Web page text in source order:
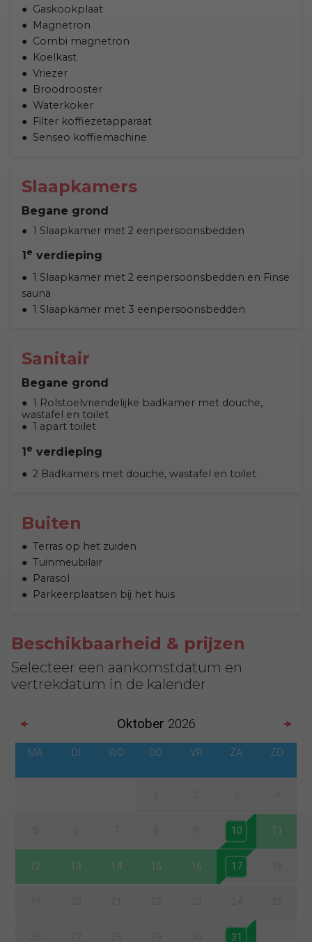
Gaskookplaat
Magnetron
Combi magnetron
Koelkast
Vriezer
Broodrooster
Waterkoker
Filter koffiezetapparaat
Senseo koffiemachine
Slaapkamers
Begane grond
1 Slaapkamer met 2 eenpersoonsbedden
1 e verdieping
1 Slaapkamer met 2 eenpersoonsbedden en Finse
sauna
1 Slaapkamer met 3 eenpersoonsbedden
Sanitair
Begane grond
1 Rolstoelvriendelijke badkamer met douche,
wastafel en toilet
1 apart toilet
1e verdieping
2 Badkamers met douche, wastafel en toilet
Buiten
Terras op het zuiden
Tuinmeubilair
Parasol
Parkeerplaatsen bij het huis
Beschikbaarheid & prijzen
Selecteer een aankomstdatum en
vertrekdatum in de kalender
Oktober 2026
MA DI WO DO VR ZA ZO
10 11
12 13 14 15 16 17
31